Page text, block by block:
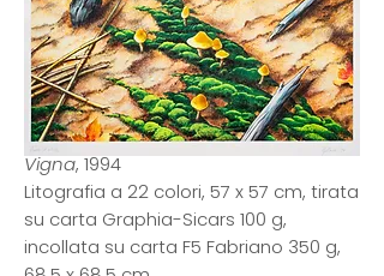
Vigna, 1994
Litografia a 22 colori, 57 x 57 cm, tirata
su carta Graphia-Sicars 100 g,
incollata su carta F5 Fabriano 350 g,